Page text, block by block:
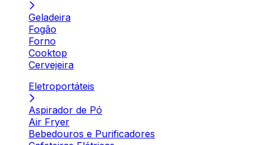
Geladeira
Fogão
Forno
Cooktop
Cervejeira
Eletroportáteis
Aspirador de Pó
Air Fryer
Bebedouros e Purificadores